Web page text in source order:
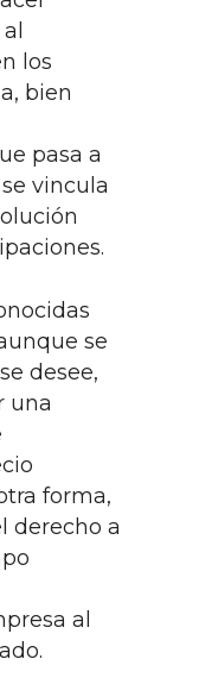
los
bien
pasa a
vincula
se
desee,
una
forma,
derecho a
al